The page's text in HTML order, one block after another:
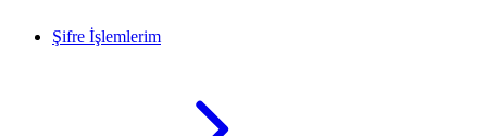
Şifre İşlemlerim